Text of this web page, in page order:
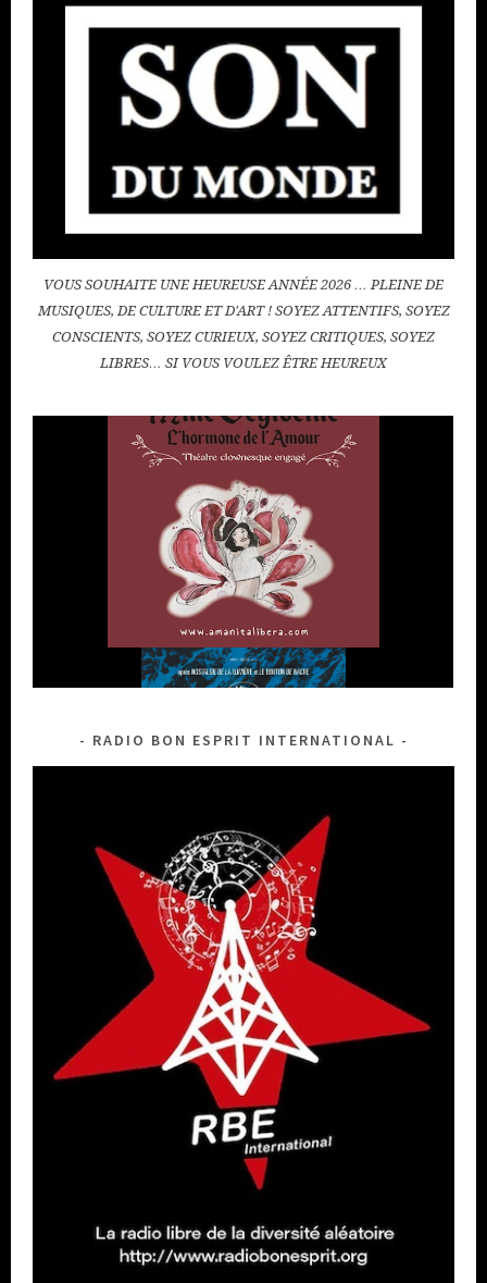
VOUS SOUHAITE UNE HEUREUSE ANNÉE 2026 … PLEINE DE
MUSIQUES, DE CULTURE ET D'ART ! SOYEZ ATTENTIFS, SOYEZ
CONSCIENTS, SOYEZ CURIEUX, SOYEZ CRITIQUES, SOYEZ
LIBRES… SI VOUS VOULEZ ÊTRE HEUREUX
RADIO BON ESPRIT INTERNATIONAL